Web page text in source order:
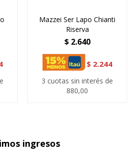
Mazzei Ser Lapo Chianti
Riserva
$ 2.640
$ 2.244
3 cuotas sin interés de
880,00
ingresos